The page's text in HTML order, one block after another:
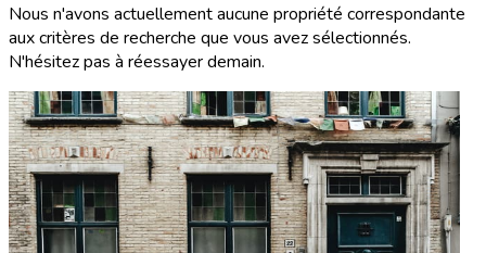
Nous n'avons actuellement aucune propriété correspondante
aux critères de recherche que vous avez sélectionnés.
N'hésitez pas à réessayer demain.